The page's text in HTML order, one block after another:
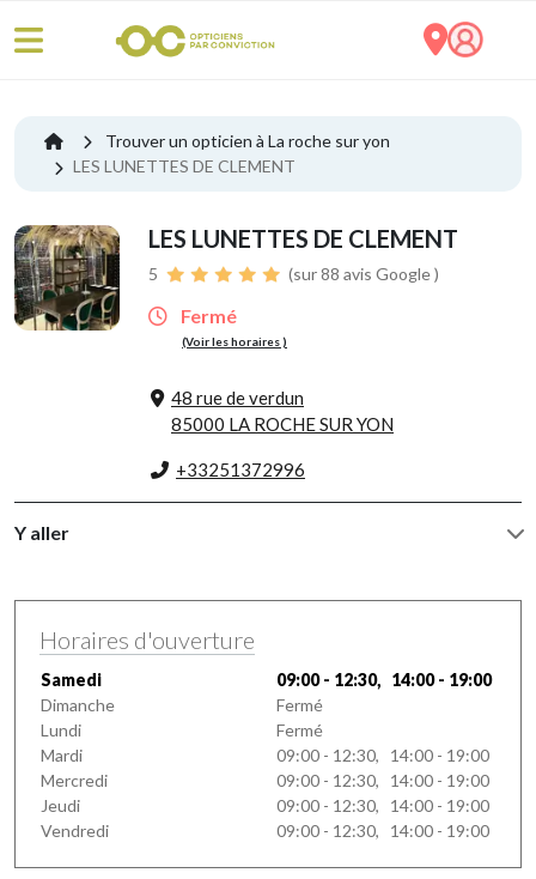
Trouver un opticien à La roche sur yon
LES LUNETTES DE CLEMENT
LES LUNETTES DE CLEMENT
5 (sur 88 avis Google )
Fermé
(Voir les horaires )
48 rue de verdun
85000 LA ROCHE SUR YON
+33251372996
Y aller
Horaires d'ouverture
Samedi
09:00 - 12:30, 14:00 - 19:00
Dimanche
Fermé
Lundi
Fermé
Mardi
09:00 - 12:30, 14:00 - 19:00
Mercredi
09:00 - 12:30, 14:00 - 19:00
Jeudi
09:00 - 12:30, 14:00 - 19:00
Vendredi
09:00 - 12:30, 14:00 - 19:00